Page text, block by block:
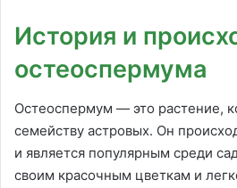
История и
остеоспермума
Остеоспермум — это растение,
семейству астровых. Он
и является популярным среди
своим красочным цветкам и